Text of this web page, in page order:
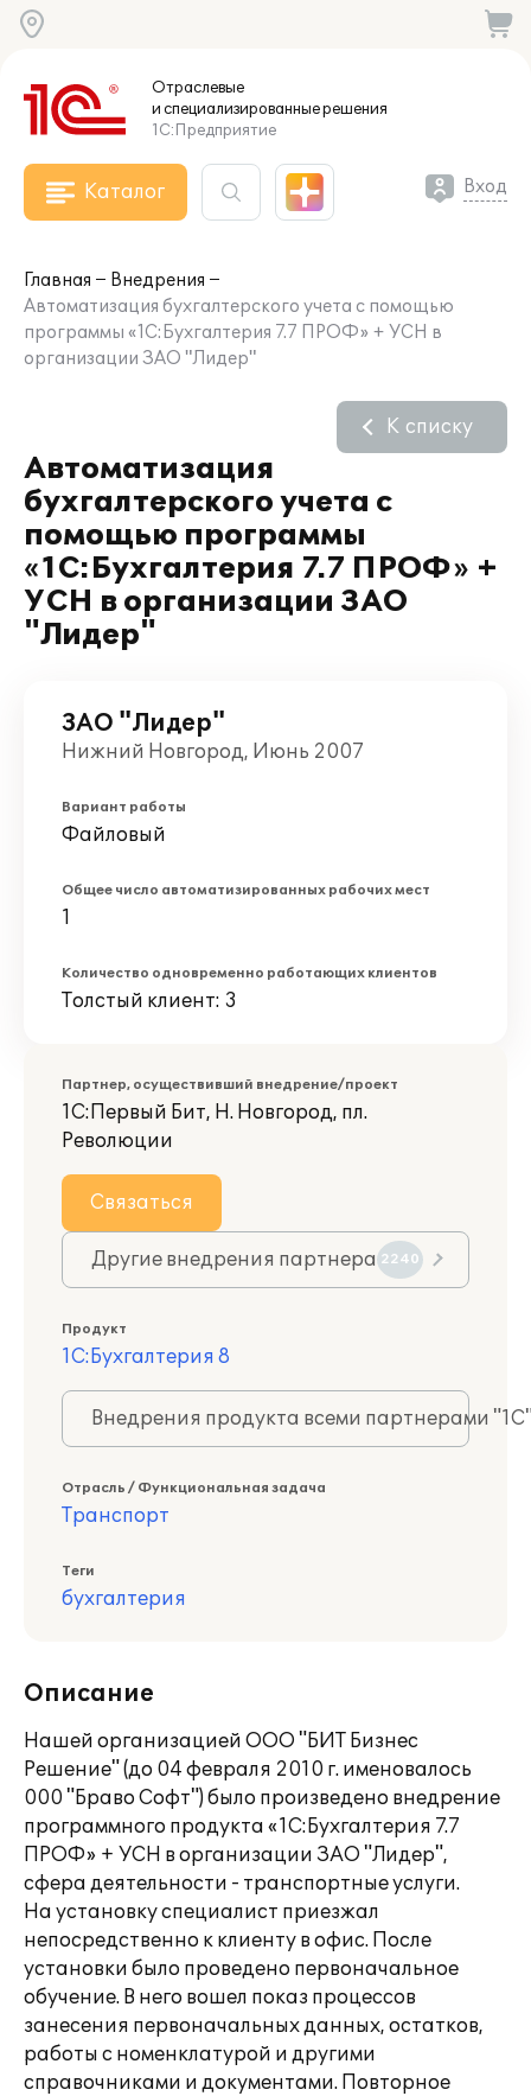
Отраслевые
и специализированныерешения
1С:Предприятие
Каталог Вход
Главная
Внедрения
Автоматизация бухгалтерского учета с помощью
программы «1С:Бухгалтерия 7.7 ПРОФ» + УСН в
организации ЗАО "Лидер"
Автоматизация
бухгалтерского учета с
помощью программы
«1С:Бухгалтерия 7.7 ПРОФ» +
УСН в организации ЗАО
"Лидер"
К списку
ЗАО "Лидер"
Нижний Новгород, Июнь 2007
Вариант работы
Файловый
Общее число автоматизированных рабочих мест
1
Количество одновременно работающих клиентов
Толстый клиент: 3
Партнер, осуществивший внедрение/проект
1С:Первый Бит, Н. Новгород, пл.
Революции
Связаться
Другие внедрения партнера 2240
Продукт
1С:Бухгалтерия 8
Внедрения продукта всеми партнерами
Отрасль / Функциональная задача
Транспорт
Теги
бухгалтерия
Описание
Нашей организацией ООО "БИТ Бизнес
Решение" (до 04 февраля 2010 г. именовалось
000 "Браво Софт") было произведено внедрение
программного продукта «1С:Бухгалтерия 7.7
ПРОФ» + УСН в организации ЗАО "Лидер",
сфера деятельности - транспортные услуги.
На установку специалист приезжал
непосредственно к клиенту в офис. После
установки было проведено первоначальное
обучение. В него вошел показ процессов
занесения первоначальных данных, остатков,
работы с номенклатурой и другими
справочниками и документами. Повторное